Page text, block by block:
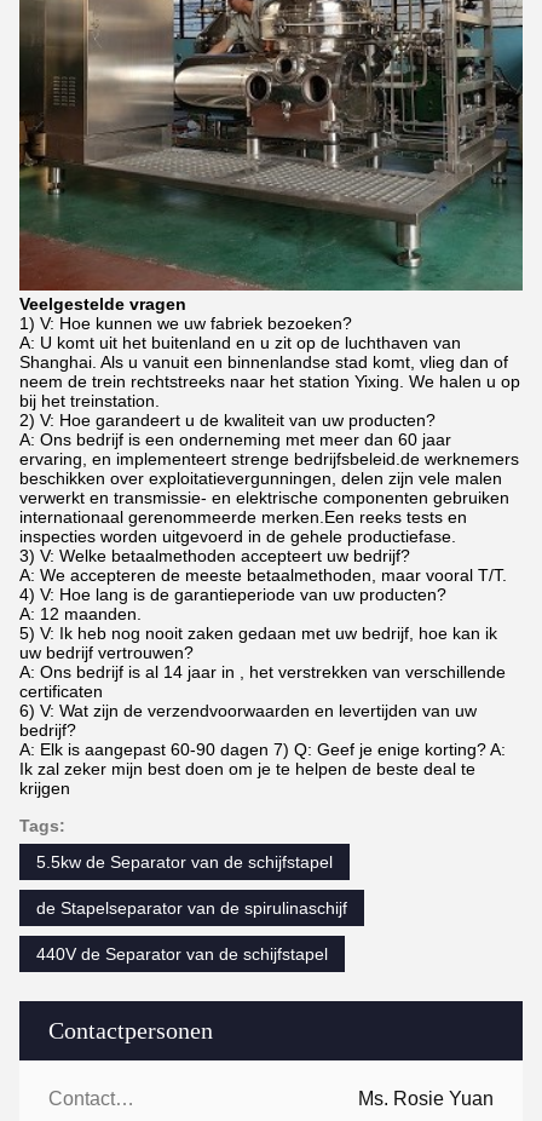
Contactpersonen
Contactpersonen: Ms. Rosie Yuan
Veelgestelde vragen
1) V: Hoe kunnen we uw fabriek bezoeken?
A: U komt uit het buitenland en u zit op de luchthaven van
Shanghai. Als u vanuit een binnenlandse stad komt, vlieg dan of
neem de trein rechtstreeks naar het station Yixing. We halen u op
bij het treinstation.
2) V: Hoe garandeert u de kwaliteit van uw producten?
A: Ons bedrijf is een onderneming met meer dan 60 jaar
ervaring, en implementeert strenge bedrijfsbeleid.de werknemers
beschikken over exploitatievergunningen, delen zijn vele malen
verwerkt en transmissie- en elektrische componenten gebruiken
internationaal gerenommeerde merken.Een reeks tests en
inspecties worden uitgevoerd in de gehele productiefase.
3) V: Welke betaalmethoden accepteert uw bedrijf?
A: We accepteren de meeste betaalmethoden, maar vooral T/T.
4) V: Hoe lang is de garantieperiode van uw producten?
A: 12 maanden.
5) V: Ik heb nog nooit zaken gedaan met uw bedrijf, hoe kan ik
uw bedrijf vertrouwen?
A: Ons bedrijf is al 14 jaar in , het verstrekken van verschillende
certificaten
6) V: Wat zijn de verzendvoorwaarden en levertijden van uw
bedrijf?
A: Elk is aangepast 60-90 dagen 7) Q: Geef je enige korting? A:
Ik zal zeker mijn best doen om je te helpen de beste deal te
krijgen
Tags:
5.5kw de Separator van de schijfstapel
de Stapelseparator van de spirulinaschijf
440V de Separator van de schijfstapel